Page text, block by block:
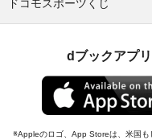
ドコモスポーツくじ
dブックアプ
Appleのロゴ、App Storeは、米国